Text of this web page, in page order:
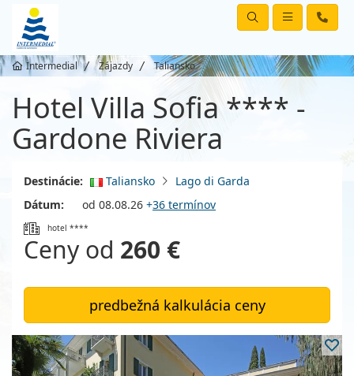
Intermedial Zájazdy Taliansko
Hotel Villa Sofia **** -
Gardone Riviera
Destinácie: Taliansko
Lago di Garda
Dátum:
od 08.08.26 +36 termínov
hotel ****
Ceny od 260 €
predbežná kalkulácia ceny